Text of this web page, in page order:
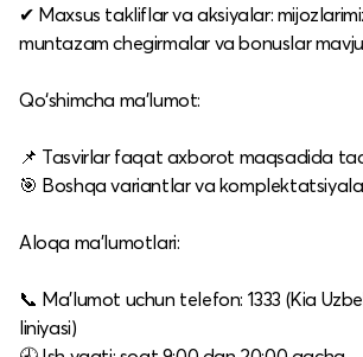
✔ Maxsus takliflar va aksiyalar:
muntazam chegirmalar va bonuslar
Qo‘shimcha ma’lumot:
📌 Tasvirlar faqat axborot maqsadida
🎯 Boshqa variantlar va
Aloqa ma’lumotlari:
📞 Ma’lumot uchun telefon: 1333 (Kia
liniyasi)